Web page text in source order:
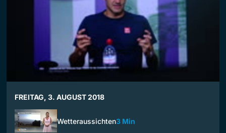
FREITAG, 3. AUGUST 2018
Wetteraussichten3 Min